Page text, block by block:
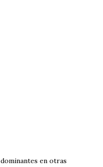
dominantes en otras